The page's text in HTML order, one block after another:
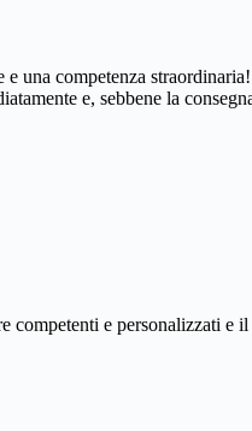
una competenza
e, sebbene la
e personalizzati